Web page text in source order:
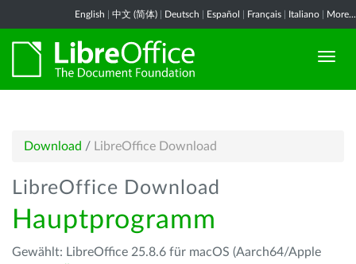
English 中文 (简体) Deutsch Español Français Italiano More...
Download / LibreOffice Download
LibreOffice Download
Hauptprogramm
Gewählt: LibreOffice 25.8.6 für macOS (Aarch64/Apple